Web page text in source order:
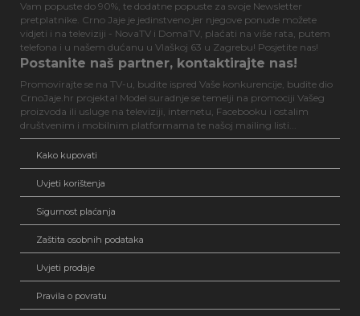
Vam popuste do 90%, te dodatne popuste za svoje Newsletter
pretplatnike. Crno Jaje je jedinstveno jer njegove ponude možete
vidjeti i na televiziji - NovaTV i DomaTV, plaćati na više rata, putem
telefona i u našem dućanu u Vlaškoj 63 u Zagrebu! Posjetite nas!
Postanite naš partner, kontaktirajte nas!
Promovirajte se na TV-u, budite ispred Vaše konkurencije, budite dio
CrnoJaje.hr projekta! Model suradnje se temelji na promociji Vašeg
proizvoda ili usluge na televiziji, internetu, Facebooku i ostalim
društvenim i mobilnim platformama te našoj mailing listi...
Kako kupovati
Uvjeti korištenja
Sigurnost plaćanja
Zaštita osobnih podataka
Uvjeti prodaje
Pravila o povratu